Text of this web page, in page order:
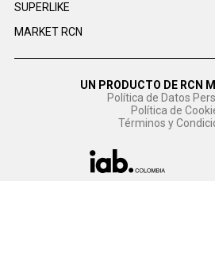
SUPERLIKE
MARKET RCN
UN PRODUCTO DE RCN
Política de Datos
Política de
Términos y